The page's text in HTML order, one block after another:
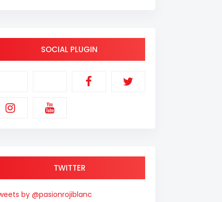
SOCIAL PLUGIN
TWITTER
by @pasionrojiblanc